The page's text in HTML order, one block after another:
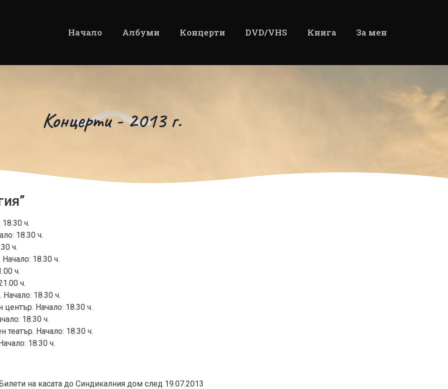
Начало Албуми Концерти DVD/VHS Книга За мен
Концерти - 2013 г.
ч.
18.30 ч.
ч.
18.30 ч.
ч.
ч.
18.30 ч.
Начало: 18.30 ч.
18.30 ч.
Начало: 18.30 ч.
18.30 ч.
на касата до Синдикалния дом след 19.07.2013